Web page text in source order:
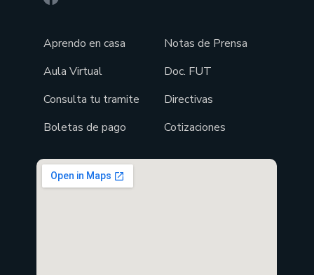
Aprendo en casa
Aula Virtual
Consulta tu tramite
Boletas de pago
Notas de Prensa
Doc. FUT
Directivas
Cotizaciones